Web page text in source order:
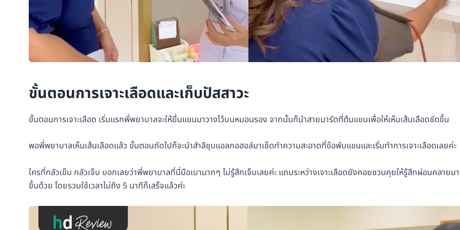
ขั้นตอนการเจาะเลือดและเก็บปัสสาวะ
ขั้นตอนการเจาะเลือด เริ่มแรกพี่พยาบาลจะให้ยื่นแขนมาวางไว้บนหมอนรอง จากนั้นก็นำสายมารัดที่ต้นแขนเพื่อให้เห็นเส้นเลือดชัดขึ้น
พอพี่พยาบาลเห็นเส้นเลือดแล้ว ขั้นตอนถัดไปก็จะนำสำลีชุบแอลกอฮอล์มาเช็ดทำความสะอาดที่ข้อพับแขนและเริ่มทำการเจาะเลือดเลยค่ะ
ใครที่กลัวเข็ม กลัวเจ็บ บอกเลยว่าพี่พยาบาลที่นี่มือเบามากๆ ไม่รู้สึกเจ็บเลยค่ะ แถมระหว่างเจาะเลือดยังคอยชวนคุยให้รู้สึกผ่อนคลายม
ขึ้นด้วย โดยรวมใช้เวลาไม่ถึง 5 นาทีก็เสร็จแล้วค่ะ